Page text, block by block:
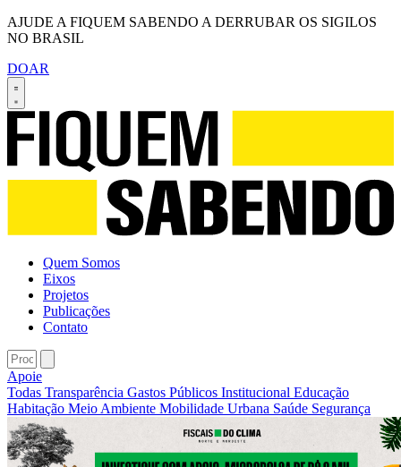
AJUDE A FIQUEM SABENDO A DERRUBAR OS SIGILOS
NO BRASIL
DOAR
Quem Somos
Eixos
Projetos
Publicações
Contato
Apoie
Todas Transparência Gastos Públicos Institucional Educação
Habitação Meio Ambiente Mobilidade Urbana Saúde Segurança